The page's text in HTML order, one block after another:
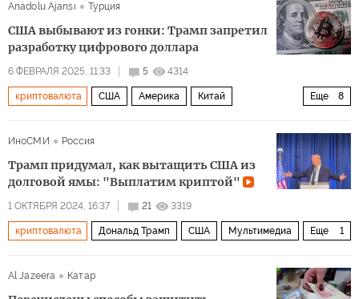
Anadolu Ajansı
Турция
США выбывают из гонки: Трамп запретил
разработку цифрового доллара
6 ФЕВРАЛЯ 2025, 11:33 5 4314
Еще 8
криптовалюта США Америка Китай
ИноСМИ Россия
Трамп придумал, как вытащить США из
долговой ямы: "Выплатим криптой"
1 ОКТЯБРЯ 2024, 16:37 21 3319
Еще 1
криптовалюта Дональд Трамп США Мультимедиа
Al Jazeera
Катар